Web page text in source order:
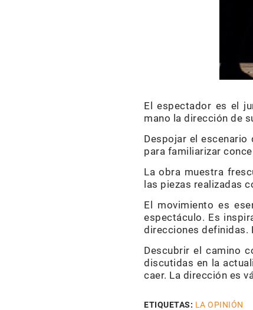
El espectador es el
mano la dirección de
Despojar el
para familiarizar
La obra muestra
las piezas realizadas
El movimiento es
espectáculo. Es
direcciones definidas.
Descubrir el camino
discutidas en la
caer. La dirección es
ETIQUETAS: LA OPINIÓN